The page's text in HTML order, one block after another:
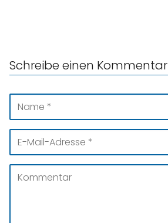
Schreibe einen Kommentar